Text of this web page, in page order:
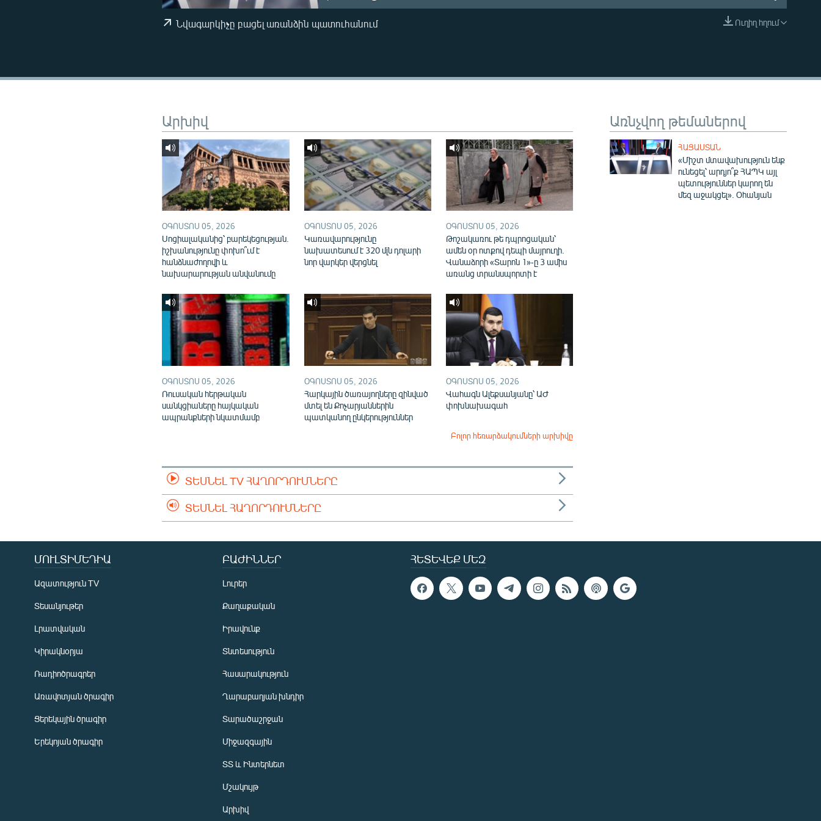
EMBED
Ուղիղ հղում
Նվագարկիչը բացել առանձին պատուհանում
Առնչվող թեմաներով
ՀԱՅԱՍՏԱՆ
«Միշտ մտավախություն ենք
ունեցել՝ արդյո՞ք ՀԱՊԿ այլ
պետություններ կարող են
մեզ աջակցել». Օհանյան
Արխիվ
ՕԳՈՍՏՈՍ 05, 2026
Սոցիալականից՝ բարեկեցության.
իշխանությունը փոխո՞ւմ է
հանձնաժողովի և
նախարարության անվանումը
ՕԳՈՍՏՈՍ 05, 2026
Կառավարությունը
նախատեսում է 320 մլն դոլարի
նոր վարկեր վերցնել
ՕԳՈՍՏՈՍ 05, 2026
Թոշակառու թե դպրոցական՝
ամեն օր ոտքով դեպի մայրուղի.
Վանաձորի «Տարոն 1»-ը 3 ամիս
առանց տրանսպորտի է
ՕԳՈՍՏՈՍ 05, 2026
Ռուսական հերթական
սանկցիաները հայկական
ապրանքների նկատմամբ
ՕԳՈՍՏՈՍ 05, 2026
Հարկային ծառայողները զինված
մտել են Քոչարյաններին
պատկանող ընկերություններ
ՕԳՈՍՏՈՍ 05, 2026
Վահագն Ալեքսանյանը՝ ԱԺ
փոխնախագահ
Բոլոր հեռարձակումների արխիվը
ՏԵՍՆԵԼ TV ՀԱՂՈՐԴՈՒՄՆԵՐԸ
ՏԵՍՆԵԼ ՀԱՂՈՐԴՈՒՄՆԵՐԸ
ՀԵՏԵՎԵՔ ՄԵԶ
ՄՈՒԼՏԻՄԵԴԻԱ
Ազատություն TV
Տեսանյութեր
Լրատվական
Կիրակնօրյա
Ռադիոծրագրեր
Առավոտյան ծրագիր
Ցերեկային ծրագիր
Երեկոյան ծրագիր
ԲԱԺԻՆՆԵՐ
Լուրեր
Քաղաքական
Իրավունք
Տնտեսություն
Հասարակություն
Ղարաբաղյան խնդիր
Տարածաշրջան
Միջազգային
ՏՏ և Ինտերնետ
Մշակույթ
Արխիվ